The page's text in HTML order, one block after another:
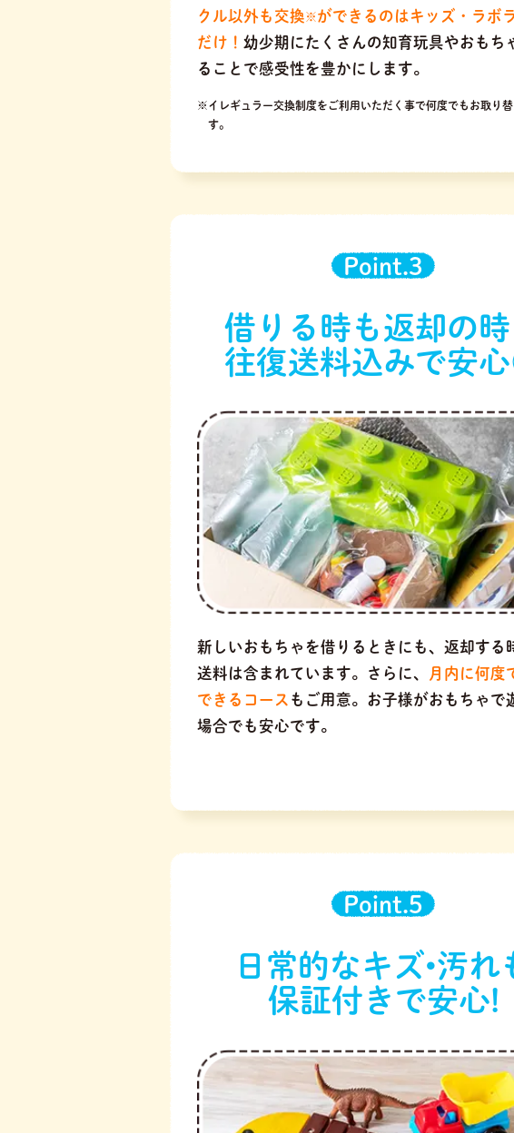
クル以外も交換 ※ ができるのはキッズ・ラボ
だけ！ 幼少期にたくさんの知育玩具やおもち
ることで感受性を豊かにします。
※イレギュラー交換制度をご利用いただく事で何度でもお取り
す。
Point.3
借りる時も返却の時
往復送料込みで安
新しいおもちゃを借りるときにも、返却する
送料は含まれています。さらに、
月内に何度
できるコース もご用意。お子様がおもちゃで
場合でも安心です。
Point.5
日常的なキズ•汚れ
保証付きで安心!